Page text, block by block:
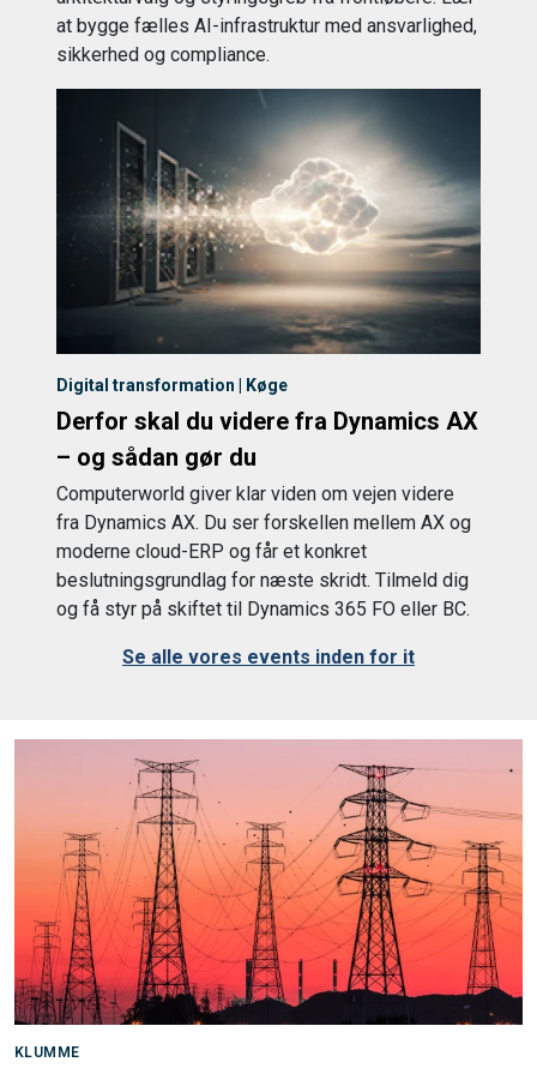
at bygge fælles AI-infrastruktur med ansvarlighed,
sikkerhed og compliance.
Digital transformation | Køge
Derfor skal du videre fra Dynamics AX
– og sådan gør du
Computerworld giver klar viden om vejen videre
fra Dynamics AX. Du ser forskellen mellem AX og
moderne cloud-ERP og får et konkret
beslutningsgrundlag for næste skridt. Tilmeld dig
og få styr på skiftet til Dynamics 365 FO eller BC.
Se alle vores events inden for it
KLUMME